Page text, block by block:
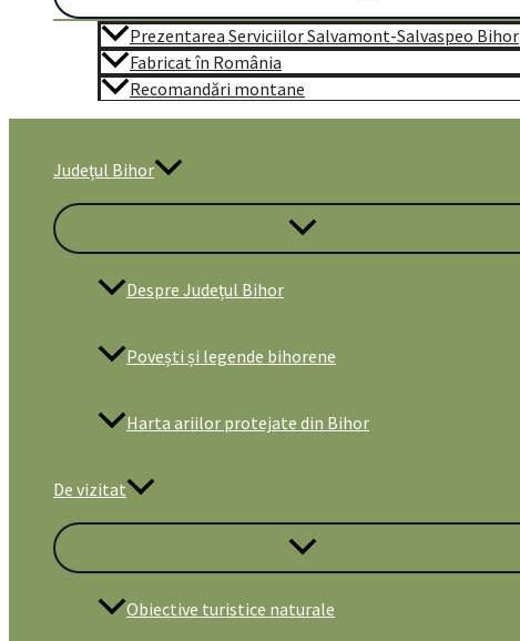
Prezentarea Serviciilor Salvamont-Salvaspeo Bihor
Fabricat în România
Recomandări montane
Județul Bihor
Despre Județul Bihor
Povești și legende bihorene
Harta ariilor protejate din Bihor
De vizitat
Obiective turistice naturale